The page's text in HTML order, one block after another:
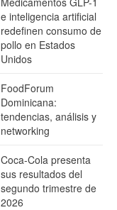
e inteligencia artificial
redefinen consumo de
pollo en Estados
Unidos
FoodForum
Dominicana:
tendencias, análisis y
networking
Coca-Cola presenta
sus resultados del
segundo trimestre de
2026